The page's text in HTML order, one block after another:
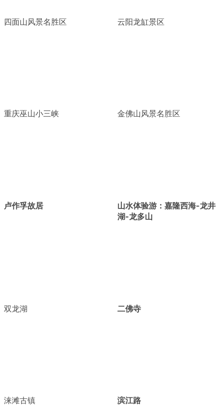
四面山风景名胜区 云阳龙缸景区
重庆巫山小三峡 金佛山风景名胜区
卢作孚故居
山水体验游：嘉隆西海-龙井
湖-龙多山
双龙湖 二佛寺
涞滩古镇 滨江路